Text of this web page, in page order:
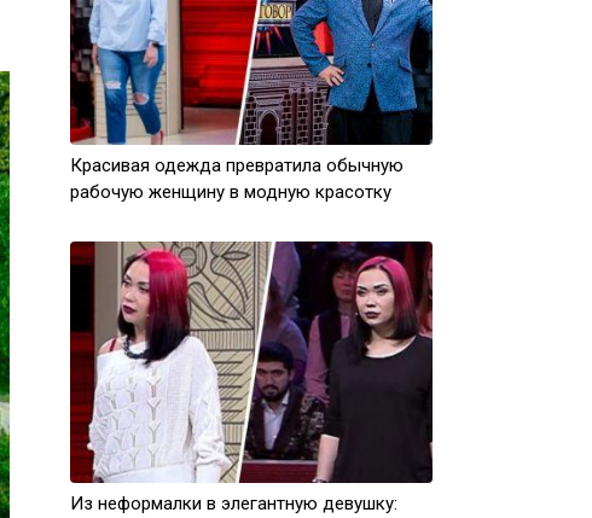
Красивая одежда превратила обычную
рабочую женщину в модную красотку
Из неформалки в элегантную девушку: